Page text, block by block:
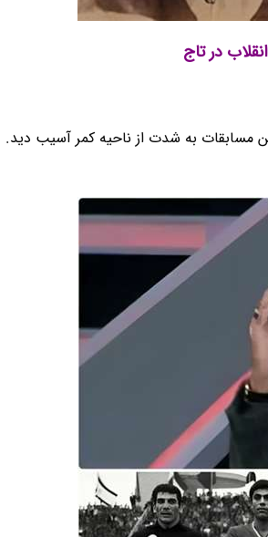
در تاج
فرزامی در این مسابقات به شدت از ناحیه کمر